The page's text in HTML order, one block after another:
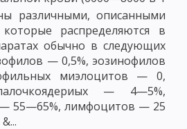
различными, описанными
распределяются в
обычно в следующих
— 0,5%, эозинофилов
миэлоцитов — 0,
— 4—5%,
— 55—65%, лимфоцитов — 25